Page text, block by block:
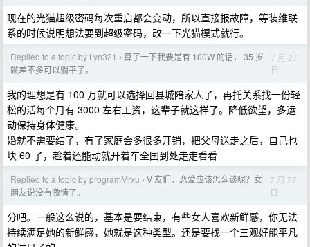
现在的光猫超级密码每次重启都会变动，所以直接报故障，等装维联
系的时候说明想法要到超级密码，改一下光猫模式就行。
Replied to a topic by Lyn321 › 算了一下我要是有 100W 的话， 35 岁
就差不多可以躺平了。
7 月 27
日
我的理想是有 100 万就可以选择回县城陪家人了，再托关系找一份轻
松的活每个月有 3000 左右工资，这辈子就这样了。降低欲望，多运
动保持身体健康。
婚就不需要结了，有了家庭会多很多开销，把父母送走之后，自己也
块 60 了，趁着还能动就开着车全国到处走走看看
Replied to a topic by programMrxu › V 友们，恋爱应该怎么谈呢？女
朋友说没有激情了。
7 月 27
日
分吧。一般这么说的，基本是要结束，有些女人喜欢新鲜感，你无法
持续满足她的新鲜感，她就是这种类型。还是要找一个三观好能平凡